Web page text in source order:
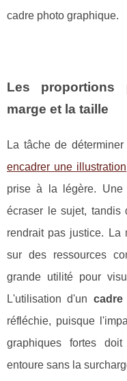
cadre photo graphique.
Les proportions
marge et la taille
La tâche de déterminer
encadrer une illustration
prise à la légère. Une
écraser le sujet, tandis
rendrait pas justice. La
sur des ressources
grande utilité pour
L'utilisation d'un cadre
réfléchie, puisque
graphiques fortes
entoure sans la